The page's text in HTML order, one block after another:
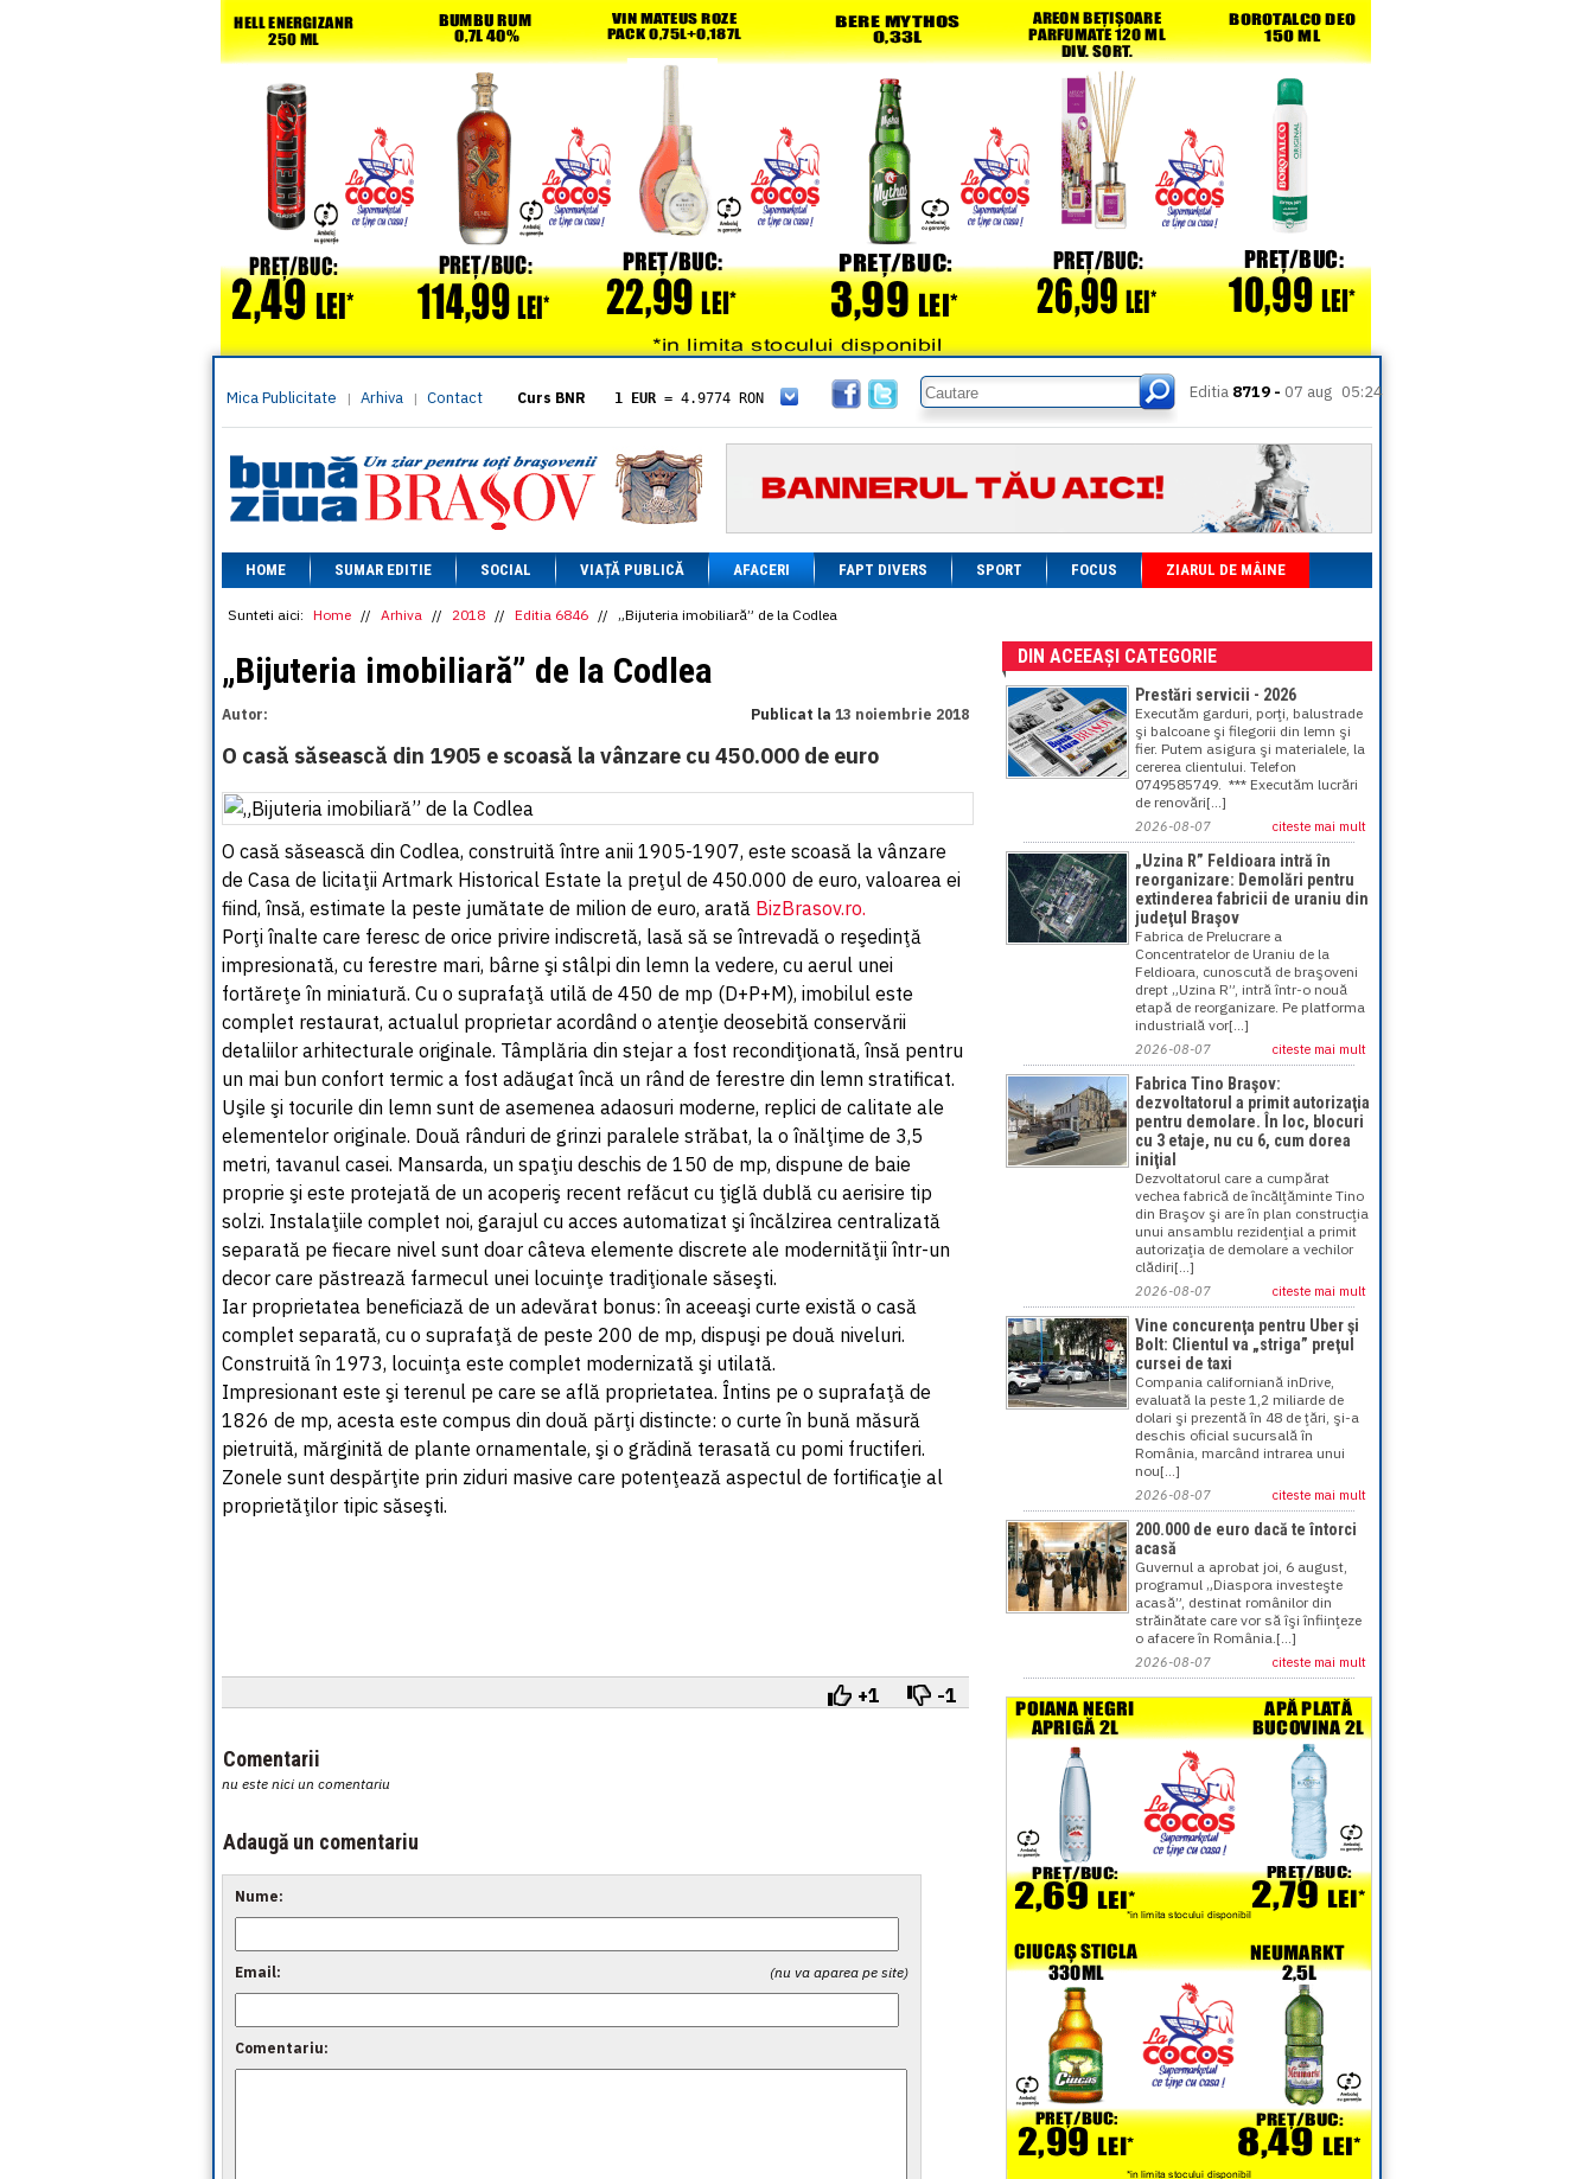
Mica Publicitate | Arhiva | Contact Curs BNR 1 EUR = 4.9774 RON
= 5.8304 RON
1 XAU= 464.4611 RON
1 AED= 1.1933 RON
1 AUD= 2.7957 RON
1 BGN= 2.5449 RON
1 CAD= 3.1559 RON
1 CHF= 5.2813 RON
1 CNY= 0.6015 RON
1 DKK
= 0.6668 RON
1 EGP = 0.0860 RON
= 0.0513 RON
1 KRW= 0.3047 RON
1 NOK= 0.4191 RON
1 NZD= 2.6097 RON
= 1.1646 RON
1 RSD = 0.0425 RON
1 RUB = 0.0530 RON
1 SEK= 0.4526 RON
1 TRY
= 0.1141 RON
1 UAH= 0.1048 RON
1 XDR = 5.9383 RON
1 ZAR = 0.2318 RON
Editia 8719 - 07 aug 05:24
HOME SUMAR EDITIE SOCIAL VIAȚĂ PUBLICĂ AFACERI FAPT DIVERS SPORT FOCUS ZIARUL DE MÂINE
Sunteti aici: Home // Arhiva // 2018 // Editia 6846 // „Bijuteria imobiliară” de la Codlea
„Bijuteria imobiliară” de la Codlea
Autor: Publicat la 13 noiembrie 2018
O casă săsească din 1905 e scoasă la vânzare cu 450.000 de euro
O casă săsească din Codlea, construită între anii 1905-1907, este scoasă la vânzare
de Casa de licitaţii Artmark Historical Estate la preţul de 450.000 de euro, valoarea ei
fiind, însă, estimate la peste jumătate de milion de euro, arată BizBrasov.ro.
Porţi înalte care feresc de orice privire indiscretă, lasă să se întrevadă o reşedinţă
impresionată, cu ferestre mari, bârne şi stâlpi din lemn la vedere, cu aerul unei
fortăreţe în miniatură. Cu o suprafaţă utilă de 450 de mp (D+P+M), imobilul este
complet restaurat, actualul proprietar acordând o atenţie deosebită conservării
detaliilor arhitecturale originale. Tâmplăria din stejar a fost recondiţionată, însă pentru
un mai bun confort termic a fost adăugat încă un rând de ferestre din lemn stratificat.
Uşile şi tocurile din lemn sunt de asemenea adaosuri moderne, replici de calitate ale
elementelor originale. Două rânduri de grinzi paralele străbat, la o înălţime de 3,5
metri, tavanul casei. Mansarda, un spaţiu deschis de 150 de mp, dispune de baie
proprie şi este protejată de un acoperiş recent refăcut cu ţiglă dublă cu aerisire tip
solzi. Instalaţiile complet noi, garajul cu acces automatizat şi încălzirea centralizată
separată pe fiecare nivel sunt doar câteva elemente discrete ale modernităţii într-un
decor care păstrează farmecul unei locuinţe tradiţionale săseşti.
Iar proprietatea beneficiază de un adevărat bonus: în aceeaşi curte există o casă
complet separată, cu o suprafaţă de peste 200 de mp, dispuşi pe două niveluri.
Construită în 1973, locuinţa este complet modernizată şi utilată.
Impresionant este şi terenul pe care se află proprietatea. Întins pe o suprafaţă de
1826 de mp, acesta este compus din două părţi distincte: o curte în bună măsură
pietruită, mărginită de plante ornamentale, şi o grădină terasată cu pomi fructiferi.
Zonele sunt despărţite prin ziduri masive care potenţează aspectul de fortificaţie al
proprietăţilor tipic săseşti.
+1 -1
Comentarii
nu este nici un comentariu
Adaugă un comentariu
Nume:
(nu va aparea pe site)
Email:
Comentariu:
DIN ACEEAȘI CATEGORIE
Prestări servicii - 2026
Executăm garduri, porţi, balustrade
şi balcoane şi filegorii din lemn şi
fier. Putem asigura şi materialele, la
cererea clientului. Telefon
0749585749. *** Executăm lucrări
de renovări[...]
2026-08-07 citeste mai mult
„Uzina R” Feldioara intră în
reorganizare: Demolări pentru
extinderea fabricii de uraniu din
judeţul Braşov
Fabrica de Prelucrare a
Concentratelor de Uraniu de la
Feldioara, cunoscută de braşoveni
drept „Uzina R”, intră într-o nouă
etapă de reorganizare. Pe platforma
industrială vor[...]
2026-08-07 citeste mai mult
Fabrica Tino Braşov:
dezvoltatorul a primit autorizaţia
pentru demolare. În loc, blocuri
cu 3 etaje, nu cu 6, cum dorea
iniţial
Dezvoltatorul care a cumpărat
vechea fabrică de încălţăminte Tino
din Braşov şi are în plan construcţia
unui ansamblu rezidenţial a primit
autorizaţia de demolare a vechilor
clădiri[...]
2026-08-07 citeste mai mult
Vine concurenţa pentru Uber şi
Bolt: Clientul va „striga” preţul
cursei de taxi
Compania californiană inDrive,
evaluată la peste 1,2 miliarde de
dolari şi prezentă în 48 de ţări, şi-a
deschis oficial sucursală în
România, marcând intrarea unui
nou[...]
2026-08-07 citeste mai mult
200.000 de euro dacă te întorci
acasă
Guvernul a aprobat joi, 6 august,
programul „Diaspora investeşte
acasă”, destinat românilor din
străinătate care vor să îşi înfiinţeze
o afacere în România.[...]
2026-08-07 citeste mai mult